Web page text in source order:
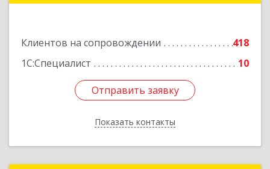
Клиентов на сопровождении
418
1С:Специалист
10
Отправить заявку
Показать контакты
Отправить заявку
Назад